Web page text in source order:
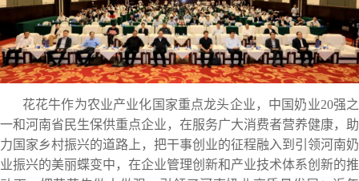
花花牛作为农业产业化国家重点龙头企业，中国奶业20强之
一和河南省民生保供重点企业，在服务广大消费者营养健康，助
力国家乡村振兴的道路上，把干事创业的征程融入到引领河南奶
业振兴的美丽蝶变中，在企业管理创新和产业技术体系创新的推